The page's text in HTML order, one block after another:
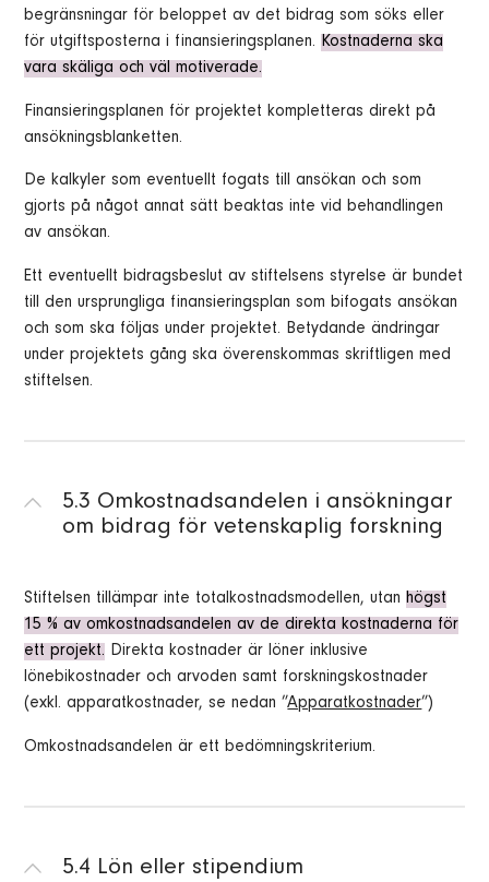
begränsningar för beloppet av det bidrag som söks eller
för utgiftsposterna i finansieringsplanen. Kostnaderna ska
vara skäliga och väl motiverade.
Finansieringsplanen för projektet kompletteras direkt på
ansökningsblanketten.
De kalkyler som eventuellt fogats till ansökan och som
gjorts på något annat sätt beaktas inte vid behandlingen
av ansökan.
Ett eventuellt bidragsbeslut av stiftelsens styrelse är bundet
till den ursprungliga finansieringsplan som bifogats ansökan
och som ska följas under projektet. Betydande ändringar
under projektets gång ska överenskommas skriftligen med
stiftelsen.
5.3 Omkostnadsandelen i ansökningar
om bidrag för vetenskaplig forskning
Stiftelsen tillämpar inte totalkostnadsmodellen, utanhögst
15 % av omkostnadsandelen av de direkta kostnaderna för
ett projekt. Direkta kostnader är löner inklusive
lönebikostnader och arvoden samt forskningskostnader
(exkl. apparatkostnader, se nedan ”Apparatkostnader”)
Omkostnadsandelen är ett bedömningskriterium.
5.4 Lön eller stipendium